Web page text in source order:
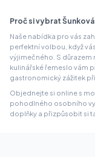
Proč si vybrat
Naše nabídka pro vás
perfektní volbou, když
výjimečného. S
kulinářské řemeslo vám
gastronomický zážitek
Objednejte si online s
pohodlného osobního
doplňky a přizpůsobit si